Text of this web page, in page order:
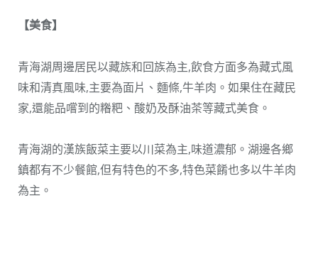
【美食】
青海湖周邊居民以藏族和回族為主,飲食方面多為藏式風
味和清真風味,主要為面片、麵條,牛羊肉。如果住在藏民
家,還能品嚐到的糌粑、酸奶及酥油茶等藏式美食。
青海湖的漢族飯菜主要以川菜為主,味道濃郁。湖邊各鄉
鎮都有不少餐館,但有特色的不多,特色菜餚也多以牛羊肉
為主。